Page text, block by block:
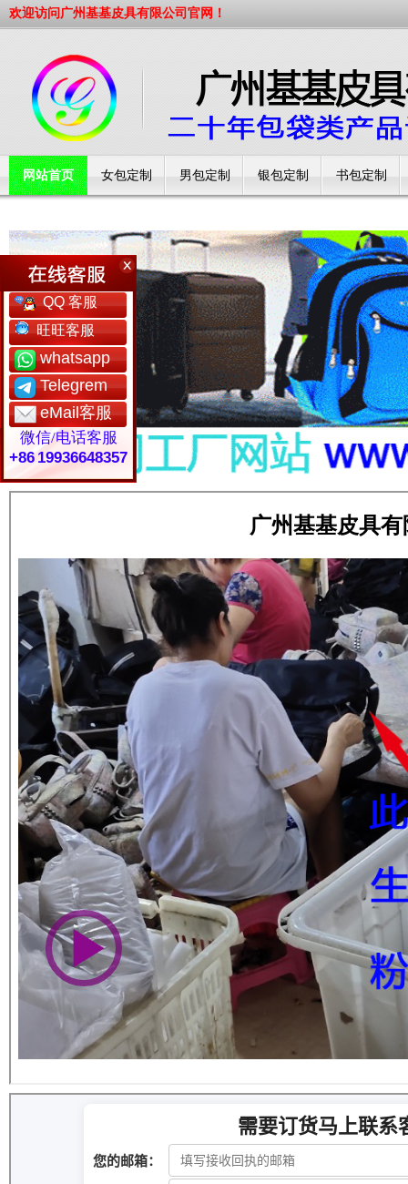
欢迎访问广州基基皮具有限公司官网！
网站首页 女包定制 男包定制 银包定制 书包定制
QQ 客服
旺旺客服
whatsapp
Telegrem
eMail客服
微信/电话客服
+86 19936648357